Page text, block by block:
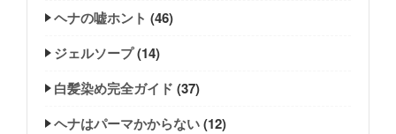
ヘナの嘘ホント (46)
ジェルソープ(14)
白髪染め完全ガイド (37)
ヘナはパーマかからない(12)